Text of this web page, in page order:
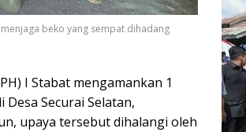
beko yang sempat dihadang
I Stabat mengamankan 1
Securai Selatan,
upaya tersebut dihalangi oleh